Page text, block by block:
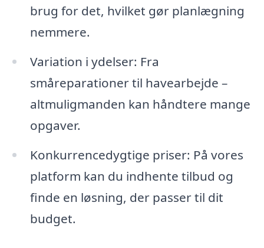
brug for det, hvilket gør planlægning
nemmere.
Variation i ydelser: Fra
småreparationer til havearbejde –
altmuligmanden kan håndtere mange
opgaver.
Konkurrencedygtige priser: På vores
platform kan du indhente tilbud og
finde en løsning, der passer til dit
budget.